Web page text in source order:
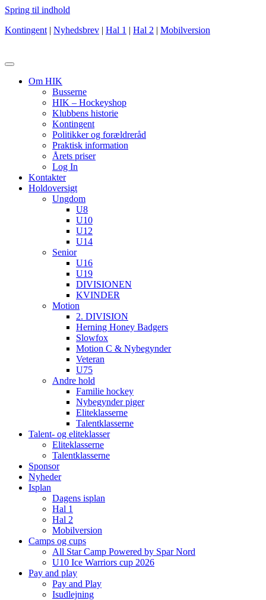
Spring til indhold
Kontingent | Nyhedsbrev | Hal 1 | Hal 2 | Mobilversion
Om HIK
Busserne
HIK – Hockeyshop
Klubbens historie
Kontingent
Politikker og forældreråd
Praktisk information
Årets priser
Log In
Kontakter
Holdoversigt
Ungdom
U8
U10
U12
U14
Senior
U16
U19
DIVISIONEN
KVINDER
Motion
2. DIVISION
Herning Honey Badgers
Slowfox
Motion C & Nybegynder
Veteran
U75
Andre hold
Familie hockey
Nybegynder piger
Eliteklasserne
Talentklasserne
Talent- og eliteklasser
Eliteklasserne
Talentklasserne
Sponsor
Nyheder
Isplan
Dagens isplan
Hal 1
Hal 2
Mobilversion
Camps og cups
All Star Camp Powered by Spar Nord
U10 Ice Warriors cup 2026
Pay and play
Pay and Play
Isudlejning